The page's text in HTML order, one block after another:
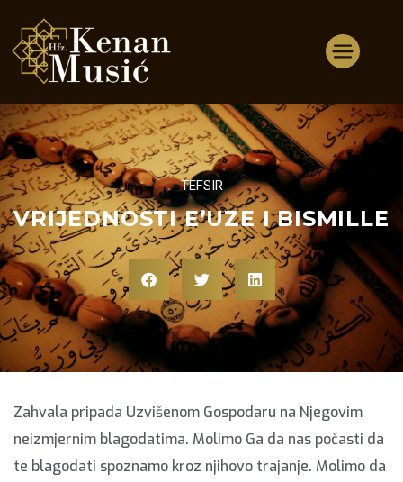
TEFSIR
VRIJEDNOSTI E’UZE I BISMILLE
Zahvala pripada Uzvišenom Gospodaru na Njegovim
neizmjernim blagodatima. Molimo Ga da nas počasti da
te blagodati spoznamo kroz njihovo trajanje. Molimo da